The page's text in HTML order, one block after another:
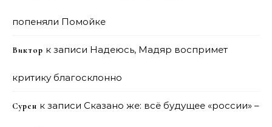
попеняли Помойке
Виктор к записи Надеюсь, Мадяр воспримет
критику благосклонно
Сурен к записи Сказано же: всё будущее «россии» –